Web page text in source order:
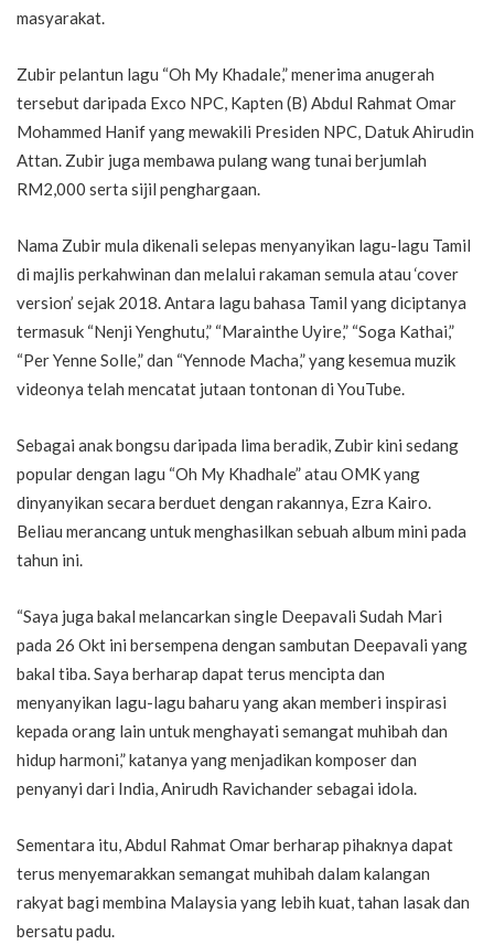
masyarakat.
Zubir pelantun lagu “Oh My Khadale,” menerima anugerah
tersebut daripada Exco NPC, Kapten (B) Abdul Rahmat Omar
Mohammed Hanif yang mewakili Presiden NPC, Datuk Ahirudin
Attan. Zubir juga membawa pulang wang tunai berjumlah
RM2,000 serta sijil penghargaan.
Nama Zubir mula dikenali selepas menyanyikan lagu-lagu Tamil
di majlis perkahwinan dan melalui rakaman semula atau ‘cover
version’ sejak 2018. Antara lagu bahasa Tamil yang diciptanya
termasuk “Nenji Yenghutu,” “Marainthe Uyire,” “Soga Kathai,”
“Per Yenne Solle,” dan “Yennode Macha,” yang kesemua muzik
videonya telah mencatat jutaan tontonan di YouTube.
Sebagai anak bongsu daripada lima beradik, Zubir kini sedang
popular dengan lagu “Oh My Khadhale” atau OMK yang
dinyanyikan secara berduet dengan rakannya, Ezra Kairo.
Beliau merancang untuk menghasilkan sebuah album mini pada
tahun ini.
“Saya juga bakal melancarkan single Deepavali Sudah Mari
pada 26 Okt ini bersempena dengan sambutan Deepavali yang
bakal tiba. Saya berharap dapat terus mencipta dan
menyanyikan lagu-lagu baharu yang akan memberi inspirasi
kepada orang lain untuk menghayati semangat muhibah dan
hidup harmoni,” katanya yang menjadikan komposer dan
penyanyi dari India, Anirudh Ravichander sebagai idola.
Sementara itu, Abdul Rahmat Omar berharap pihaknya dapat
terus menyemarakkan semangat muhibah dalam kalangan
rakyat bagi membina Malaysia yang lebih kuat, tahan lasak dan
bersatu padu.